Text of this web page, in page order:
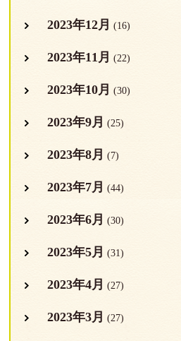
2023年12月 (16)
2023年11月 (22)
2023年10月 (30)
2023年9月 (25)
2023年8月 (7)
2023年7月 (44)
2023年6月 (30)
2023年5月 (31)
2023年4月 (27)
2023年3月 (27)